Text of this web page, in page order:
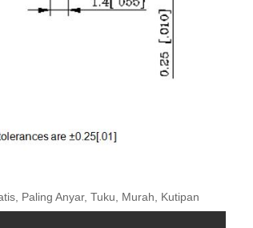
Paling Anyar, Tuku, Murah, Kutipan